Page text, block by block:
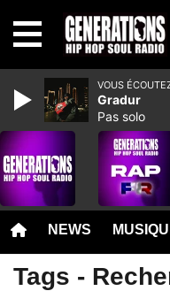
NEWS
Tags -
VOUS
Gradur
Pas solo